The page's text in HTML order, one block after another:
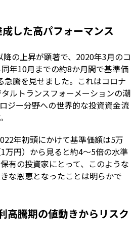
した高パフォーマンス
の上昇が顕著で、2020年3月のコ
年10月までの約8か月間で基準価
急騰を見せました。これはコロナ
ルトランスフォーメーションの潮
ジー分野への世界的な投資資金流
年初頭にかけて基準価額は5万
万円）から見ると約4〜5倍の水準
有の投資家にとって、このような
な恩恵となったことは明らかで
高騰期の値動きからリスク